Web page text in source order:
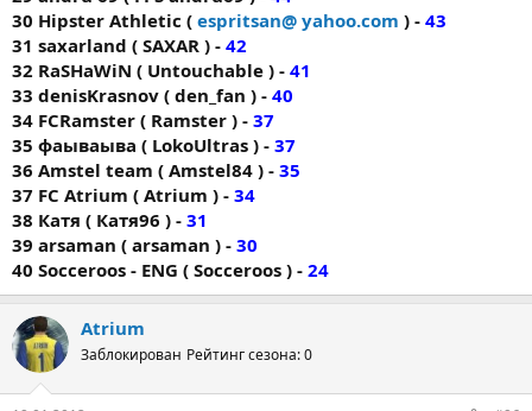
30 Hipster Athletic ( espritsan@ yahoo.com ) - 43
31 saxarland ( SAXAR ) - 42
32 RaSHaWiN ( Untouchable ) - 41
33 denisKrasnov ( den_fan ) - 40
34 FCRamster ( Ramster ) - 37
35 фаываыва ( LokoUltras ) - 37
36 Amstel team ( Amstel84 ) - 35
37 FС Аtrium ( Atrium ) - 34
38 Катя ( Катя96 ) - 31
39 arsaman ( arsaman ) - 30
40 Socceroos - ENG ( Socceroos ) - 24
Atrium
Заблокирован Рейтинг сезона: 0